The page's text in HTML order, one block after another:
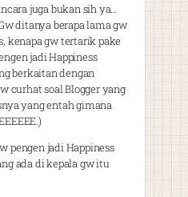
juga bukan sih ya…
ditanya berapa lama gw
kenapa gw tertarik pake
jadi Happiness
berkaitan dengan
curhat soal Blogger yang
yang entah gimana
pengen jadi Happiness
ada di kepala gw itu